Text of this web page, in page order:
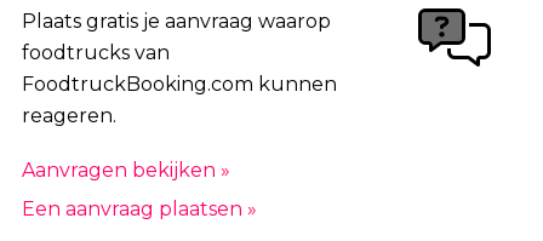
Plaats gratis je aanvraag waarop
foodtrucks van
FoodtruckBooking.com kunnen
reageren.
Aanvragen bekijken »
Een aanvraag plaatsen »